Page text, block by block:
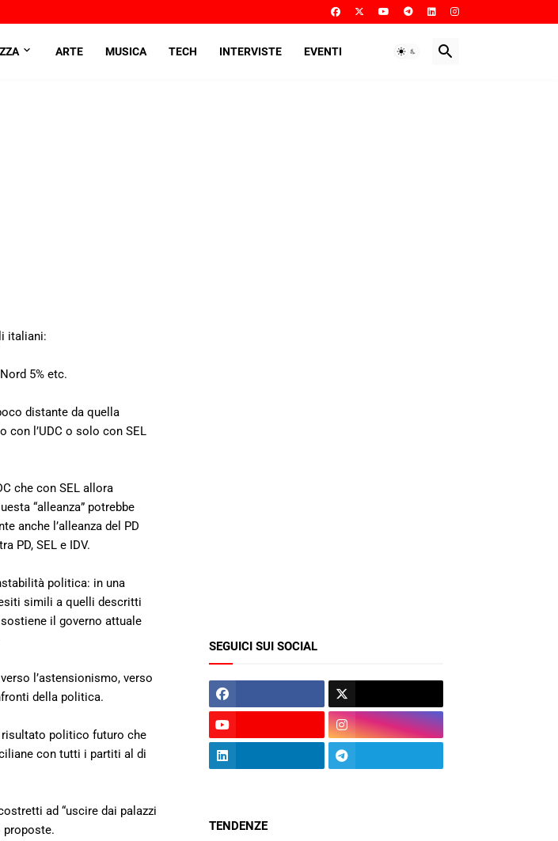
ARTE MUSICA TECH INTERVISTE EVENTI
italiani:
5% etc.
distante da quella
con l’UDC o solo con SEL
che con SEL allora
“alleanza” potrebbe
anche l’alleanza del PD
PD, SEL e IDV.
politica: in una
simili a quelli descritti
il governo attuale
l’astensionismo, verso
della politica.
risultato politico futuro che
con tutti i partiti al di
ad “uscire dai palazzi
proposte.
SEGUICI SUI SOCIAL
TENDENZE